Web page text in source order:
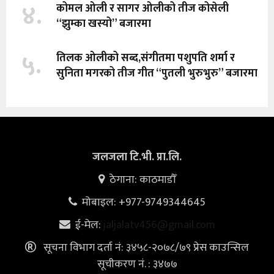
४.
कोमल ओली र सागर ओलीको तीज कोसेली
“झुम्का खस्यो” बजारमा
५.
तिलक ओलीको सब्द,संगीतमा पशुपति शर्मा र
सुनिता मगरको तीज गीत “पुतली भुरुभुरु” बजारमा
जलजला टि.भी. प्रा.लि.
ठेगाना: काठमाडौँ
मोबाइल: +977-9749344645
ई-मेल: jaljalatv456@gmail.com
सूचना विभाग दर्ता नं: ३४५८-२०७८/७९ प्रेस काउन्सिल
सूचीकरण नं. : ३४७७